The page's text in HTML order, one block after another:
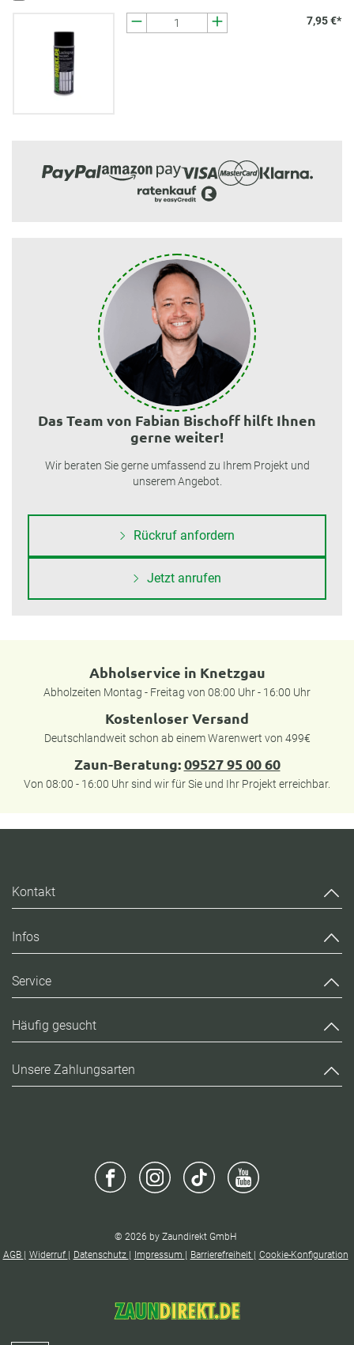
7,95 €*
Das Team von Fabian Bischoff hilft Ihnen
gerne weiter!
Wir beraten Sie gerne umfassend zu Ihrem Projekt und
unserem Angebot.
Rückruf anfordern
Jetzt anrufen
Abholservice in Knetzgau
Abholzeiten Montag - Freitag von 08:00 Uhr - 16:00 Uhr
Kostenloser Versand
Deutschlandweit schon ab einem Warenwert von 499€
Zaun-Beratung:09527 95 00 60
Von 08:00 - 16:00 Uhr sind wir für Sie und Ihr Projekt erreichbar.
Kontakt
Infos
Service
Häufig gesucht
Unsere Zahlungsarten
© 2026 by Zaundirekt GmbH
AGB
Widerruf Datenschutz Impressum Barrierefreiheit Cookie-Konfiguration